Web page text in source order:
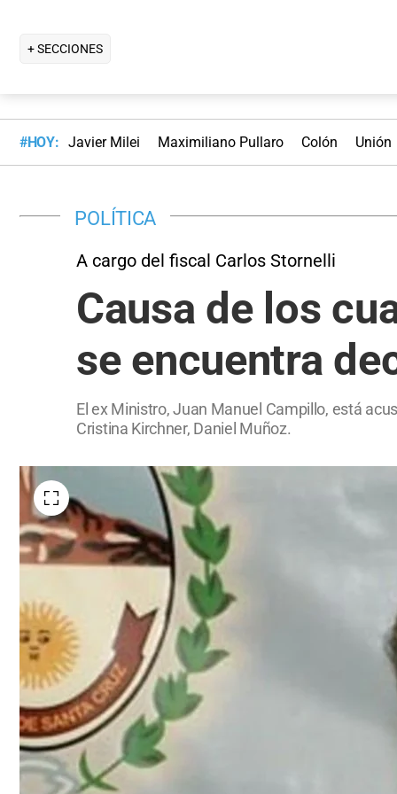
+ SECCIONES
#HOY: Javier Milei Maximiliano Pullaro Colón Unión
POLÍTICA
A cargo del fiscal Carlos Stornelli
Causa de los
se encuentra
El ex Ministro, Juan Manuel Campillo, está
Cristina Kirchner, Daniel Muñoz.